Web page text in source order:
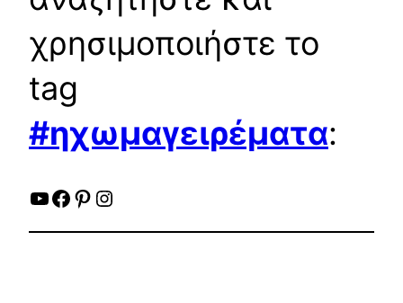
χρησιμοποιήστε το
tag
#ηχωμαγειρέματα:
YouTube
Facebook
Pinterest
Instagram